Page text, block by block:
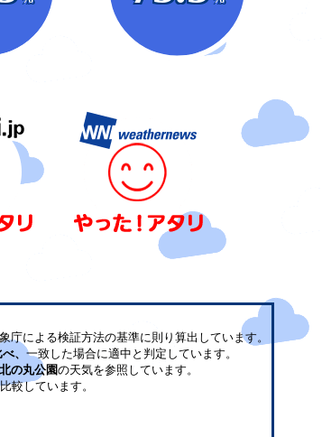
庁による検証方法の基準に則り算出しています。
、 一致した場合に適中と判定しています。
の丸公園の天気を参照しています。
較しています。